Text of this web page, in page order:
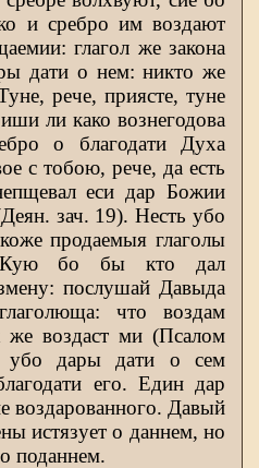
и сребро им воздают
глагол же закона
дати о нем: никто же
рече, приясте, туне
ли како вознегодова
о благодати Духа
с тобою, рече, да есть
еси дар Божии
зач. 19). Несть убо
продаемыя глаголы
Кую бо бы кто дал
послушай Давыда
что воздам
же воздаст ми (Псалом
убо дары дати о сем
его. Един дар
воздарованного. Давый
истязует о даннем, но
поданнем.